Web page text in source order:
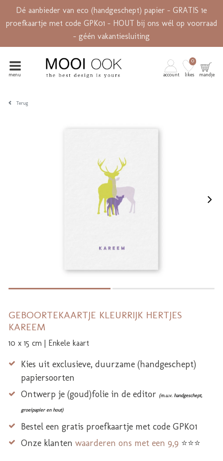
Dé aanbieder van eco (handgeschept) papier - GRATIS 1e
proefkaartje met code GPK01 - HOUT bij ons wél op voorraad
- géén vakantiesluiting
menu account likes
0
mandje
Terug
GEBOORTEKAARTJE KLEURRIJK HERTJES
KAREEM
10 x 15 cm | Enkele kaart
Kies uit exclusieve, duurzame (handgeschept)
papiersoorten
Ontwerp je (goud)folie in de editor (m.u.v. handgeschept,
groeipapier en hout)
Bestel een gratis proefkaartje met code GPK01
Onze klanten waarderen ons met een 9,9 ⭐⭐⭐